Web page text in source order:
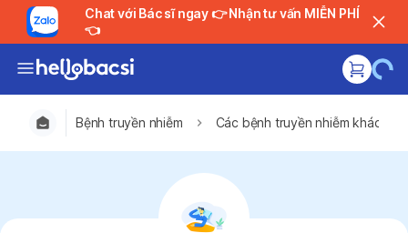
Chat với Bác sĩ ngay 👉 Nhận tư vấn MIỄN PHÍ
👈
Bệnh truyền nhiễm Các bệnh truyền nhiễm khác